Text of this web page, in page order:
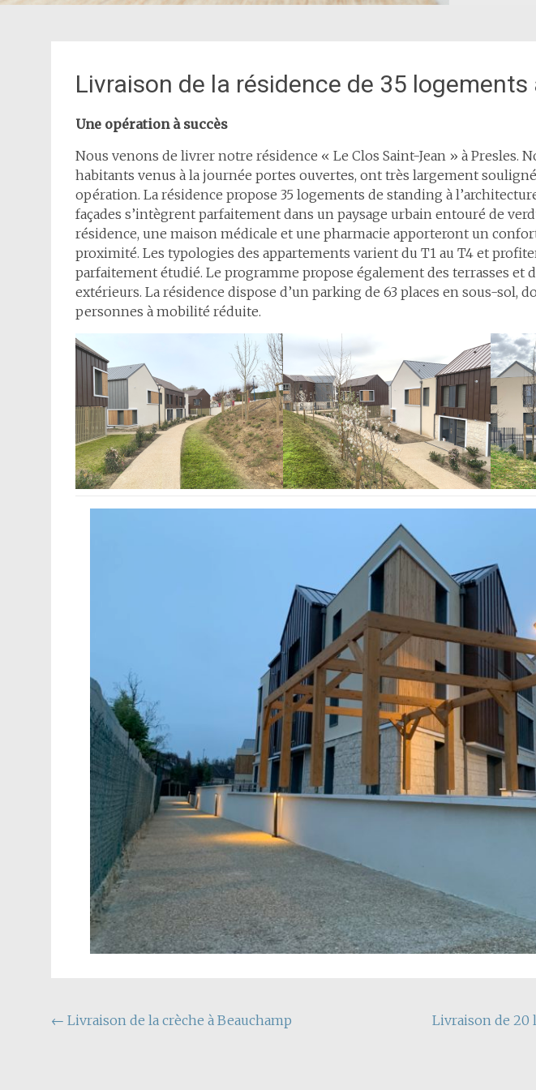
Livraison de la résidence de 35 logements
Une opération à succès
Nous venons de livrer notre résidence « Le Clos Saint-Jean » à Presles.
habitants venus à la journée portes ouvertes, ont très largement
opération. La résidence propose 35 logements de standing à
façades s’intègrent parfaitement dans un paysage urbain entouré de
résidence, une maison médicale et une pharmacie apporteront un
proximité. Les typologies des appartements varient du T1 au T4 et
parfaitement étudié. Le programme propose également des terrasses et
extérieurs. La résidence dispose d’un parking de 63 places en sous-sol,
personnes à mobilité réduite.
Navigation
← Livraison de la crèche à Beauchamp Livraison de 20